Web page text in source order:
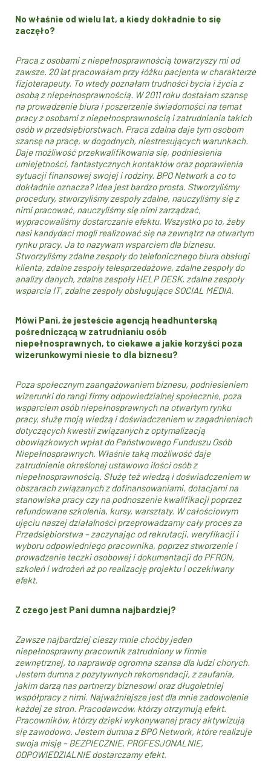
No właśnie od wielu lat, a kiedy dokładnie to się
zaczęło?
Praca z osobami z niepełnosprawnością towarzyszy mi od
zawsze. 20 lat pracowałam przy łóżku pacjenta w charakterze
fizjoterapeuty. To wtedy poznałam trudności bycia i życia z
osobą z niepełnosprawnością. W 2011 roku dostałam szansę
na prowadzenie biura i poszerzenie świadomości na temat
pracy z osobami z niepełnosprawnością i zatrudniania takich
osób w przedsiębiorstwach. Praca zdalna daje tym osobom
szansę na pracę, w dogodnych, niestresujących warunkach.
Daje możliwość przekwalifikowania się, podniesienia
umiejętności, fantastycznych kontaktów oraz poprawienia
sytuacji finansowej swojej i rodziny. BPO Network a co to
dokładnie oznacza? Idea jest bardzo prosta. Stworzyliśmy
procedury, stworzyliśmy zespoły zdalne, nauczyliśmy się z
nimi pracować, nauczyliśmy się nimi zarządzać,
wypracowaliśmy dostarczanie efektu. Wszystko po to, żeby
nasi kandydaci mogli realizować się na zewnątrz na otwartym
rynku pracy. Ja to nazywam wsparciem dla biznesu.
Stworzyliśmy zdalne zespoły do telefonicznego biura obsługi
klienta, zdalne zespoły telesprzedażowe, zdalne zespoły do
analizy danych, zdalne zespoły HELP DESK, zdalne zespoły
wsparcia IT, zdalne zespoły obsługujące SOCIAL MEDIA.
Mówi Pani, że jesteście agencją headhunterską
pośredniczącą w zatrudnianiu osób
niepełnosprawnych, to ciekawe a jakie korzyści poza
wizerunkowymi niesie to dla biznesu?
Poza społecznym zaangażowaniem biznesu, podniesieniem
wizerunki do rangi firmy odpowiedzialnej społecznie, poza
wsparciem osób niepełnosprawnych na otwartym rynku
pracy, służę moją wiedzą i doświadczeniem w zagadnieniach
dotyczących kwestii związanych z optymalizacją
obowiązkowych wpłat do Państwowego Funduszu Osób
Niepełnosprawnych. Właśnie taką możliwość daje
zatrudnienie określonej ustawowo ilości osób z
niepełnosprawnością. Służę też wiedzą i doświadczeniem w
obszarach związanych z dofinansowaniami, dotacjami na
stanowiska pracy czy na podnoszenie kwalifikacji poprzez
refundowane szkolenia, kursy, warsztaty. W całościowym
ujęciu naszej działalności przeprowadzamy cały proces za
Przedsiębiorstwa – zaczynając od rekrutacji, weryfikacji i
wyboru odpowiedniego pracownika, poprzez stworzenie i
prowadzenie teczki osobowej i dokumentacji do PFRON,
szkoleń i wdrożeń aż po realizację projektu i oczekiwany
efekt.
Z czego jest Pani dumna najbardziej?
Zawsze najbardziej cieszy mnie choćby jeden
niepełnosprawny pracownik zatrudniony w firmie
zewnętrznej, to naprawdę ogromna szansa dla ludzi chorych.
Jestem dumna z pozytywnych rekomendacji, z zaufania,
jakim darzą nas partnerzy biznesowi oraz długoletniej
współpracy z nimi. Najważniejsze jest dla mnie zadowolenie
każdej ze stron. Pracodawców, którzy otrzymują efekt.
Pracowników, którzy dzięki wykonywanej pracy aktywizują
się zawodowo. Jestem dumna z BPO Network, które realizuje
swoja misję – BEZPIECZNIE, PROFESJONALNIE,
ODPOWIEDZIALNIE dostarczamy efekt.